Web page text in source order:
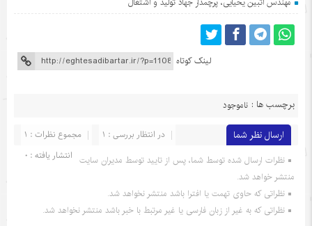
لینک کوتاه
برچسب ها : ناموجود
ارسال نظر شما مجموع نظرات : 1
در انتظار بررسی : 1
انتشار یافته : 0 نظرات ارسال شده توسط شما، پس از تایید توسط مدیران سایت
منتشر خواهد شد.
نظراتی که حاوی تهمت یا افترا باشد منتشر نخواهد شد.
نظراتی که به غیر از زبان فارسی یا غیر مرتبط با خبر باشد منتشر نخواهد شد.